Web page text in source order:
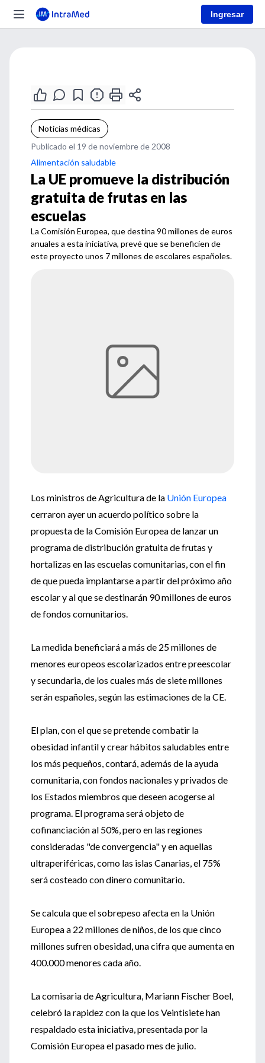
Ingresar
Noticias médicas
Publicado el 19 de noviembre de 2008
Alimentación saludable
La UE promueve la distribución
gratuita de frutas en las
escuelas
La Comisión Europea, que destina 90 millones de euros
anuales a esta iniciativa, prevé que se beneficien de
este proyecto unos 7 millones de escolares españoles.
Los ministros de Agricultura de la Unión Europea
cerraron ayer un acuerdo político sobre la
propuesta de la Comisión Europea de lanzar un
programa de distribución gratuita de frutas y
hortalizas en las escuelas comunitarias, con el fin
de que pueda implantarse a partir del próximo año
escolar y al que se destinarán 90 millones de euros
de fondos comunitarios.
La medida beneficiará a más de 25 millones de
menores europeos escolarizados entre preescolar
y secundaria, de los cuales más de siete millones
serán españoles, según las estimaciones de la CE.
El plan, con el que se pretende combatir la
obesidad infantil y crear hábitos saludables entre
los más pequeños, contará, además de la ayuda
comunitaria, con fondos nacionales y privados de
los Estados miembros que deseen acogerse al
programa. El programa será objeto de
cofinanciación al 50%, pero en las regiones
consideradas "de convergencia" y en aquellas
ultraperiféricas, como las islas Canarias, el 75%
será costeado con dinero comunitario.
Se calcula que el sobrepeso afecta en la Unión
Europea a 22 millones de niños, de los que cinco
millones sufren obesidad, una cifra que aumenta en
400.000 menores cada año.
La comisaria de Agricultura, Mariann Fischer Boel,
celebró la rapidez con la que los Veintisiete han
respaldado esta iniciativa, presentada por la
Comisión Europea el pasado mes de julio.